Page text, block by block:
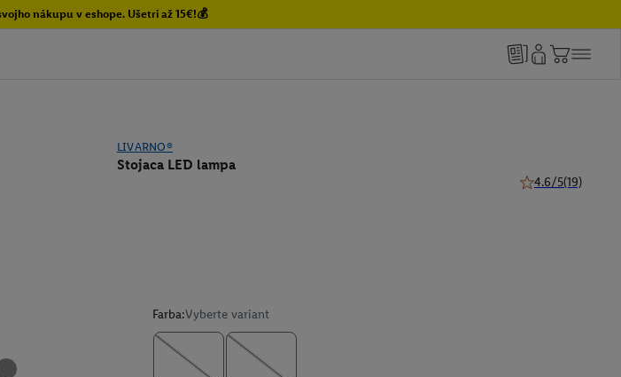
nákupu v eshope. Ušetri až 15€!💰
LIVARNO®
Stojaca LED lampa
4.6/5(19)
Farba:Vyberte variant